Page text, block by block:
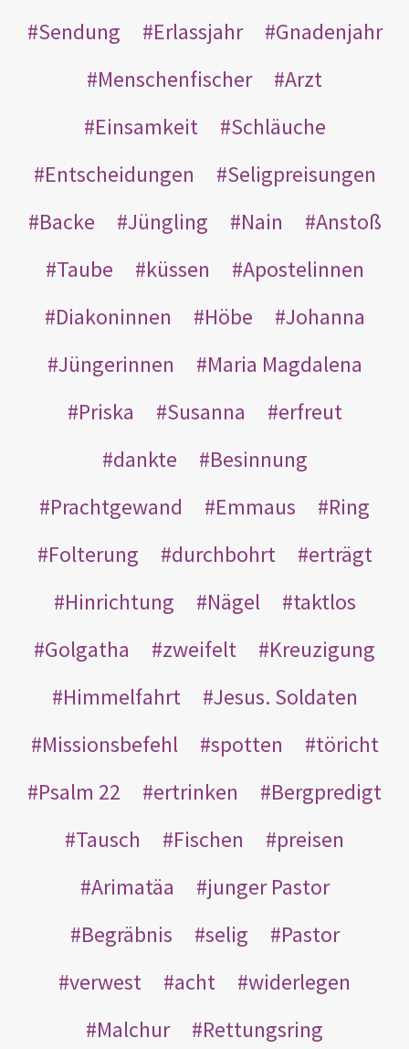
Sendung
Erlassjahr
Gnadenjahr
Menschenfischer
Arzt
Einsamkeit
Schläuche
Entscheidungen
Seligpreisungen
Backe
Jüngling Nain
Anstoß
Taube
küssen
Apostelinnen
Diakoninnen
Höbe
Johanna
Jüngerinnen
Maria Magdalena
Priska
Susanna
erfreut
dankte
Besinnung
Prachtgewand
Emmaus
Ring
Folterung
durchbohrt
erträgt
Hinrichtung
Nägel
taktlos
Golgatha
zweifelt
Kreuzigung
Himmelfahrt
Jesus. Soldaten
Missionsbefehl
spotten
töricht
Psalm 22
ertrinken
Bergpredigt
Tausch
Fischen
preisen
Arimatäa
junger Pastor
Begräbnis
selig
Pastor
verwest
acht
widerlegen
Malchur
Rettungsring